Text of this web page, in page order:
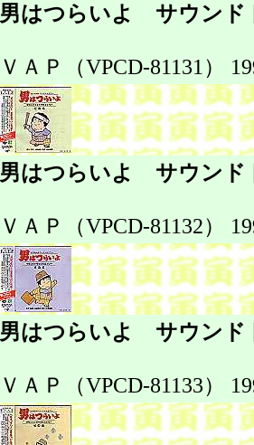
男はつらいよ サウン
ＶＡＰ（VPCD-81131）
男はつらいよ サウン
ＶＡＰ（VPCD-81132）
男はつらいよ サウン
ＶＡＰ（VPCD-81133）